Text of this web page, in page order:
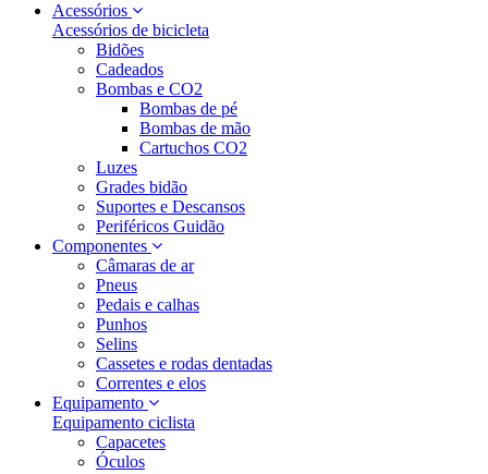
Acessórios
Acessórios de bicicleta
Bidões
Cadeados
Bombas e CO2
Bombas de pé
Bombas de mão
Cartuchos CO2
Luzes
Grades bidão
Suportes e Descansos
Periféricos Guidão
Componentes
Câmaras de ar
Pneus
Pedais e calhas
Punhos
Selins
Cassetes e rodas dentadas
Correntes e elos
Equipamento
Equipamento ciclista
Capacetes
Óculos